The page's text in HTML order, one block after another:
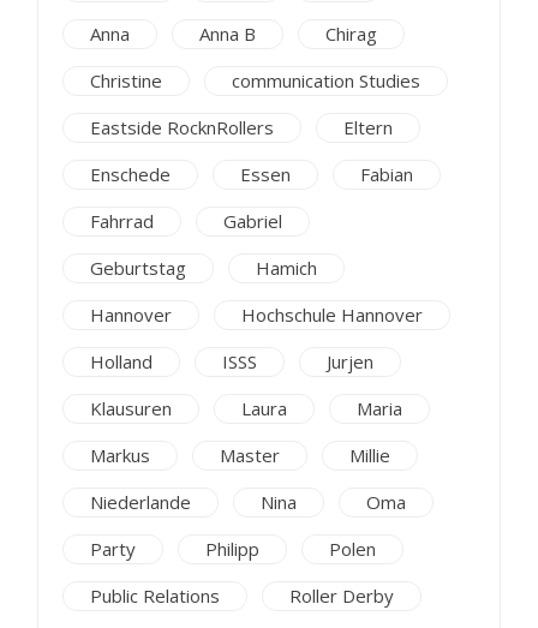
Anna
Anna B
Chirag
Christine
communication Studies
Eastside RocknRollers
Eltern
Enschede
Essen
Fabian
Fahrrad
Gabriel
Geburtstag
Hamich
Hannover
Hochschule Hannover
Holland
ISSS
Jurjen
Klausuren
Laura
Maria
Markus
Master
Millie
Niederlande
Nina
Oma
Party
Philipp
Polen
Public Relations
Roller Derby